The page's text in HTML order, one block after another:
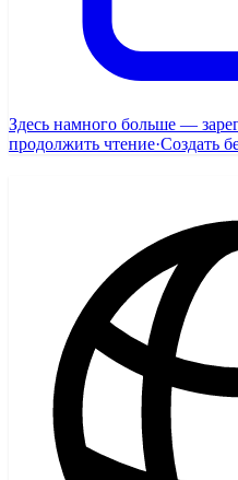
Здесь намного больше —
продолжить чтение·Создать